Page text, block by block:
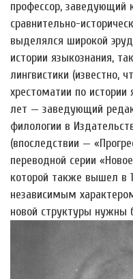
профессор, заведующий
сравнительно-
выделялся широкой
истории языкознания,
лингвистики (известно,
хрестоматии по истории
лет — заведующий
филологии в
(впоследствии —
переводной серии
которой также вышел в
независимым
новой структуры нужны